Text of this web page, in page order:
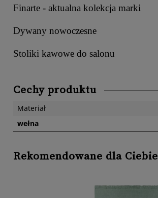
Finarte - aktualna kolekcja marki
Dywany nowoczesne
Stoliki kawowe do salonu
Cechy produktu
Materiał
wełna
Rekomendowane dla Ciebie